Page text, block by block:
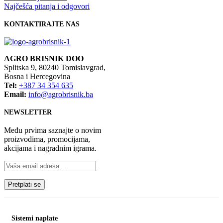
Najčešća pitanja i odgovori
KONTAKTIRAJTE NAS
AGRO BRISNIK DOO
Splitska 9, 80240 Tomislavgrad,
Bosna i Hercegovina
Tel: +387 34 354 635
Email: info@agrobrisnik.ba
NEWSLETTER
Među prvima saznajte o novim
proizvodima, promocijama,
akcijama i nagradnim igrama.
Sistemi naplate